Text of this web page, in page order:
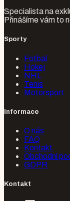
Specialista na
Přinášíme vám to
Sporty
Fotbal
Hokej
NHL
Tenis
Motorsport
Informace
O nás
FAQ
Kontakt
Obchodní
GDPR
Kontakt